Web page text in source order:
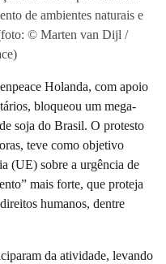
de ambientes naturais e
© Marten van Dijl /
Holanda, com apoio
bloqueou um mega-
soja do Brasil. O protesto
teve como objetivo
(UE) sobre a urgência de
mais forte, que proteja
humanos, dentre
da atividade, levando